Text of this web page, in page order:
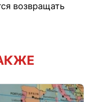
возвращать